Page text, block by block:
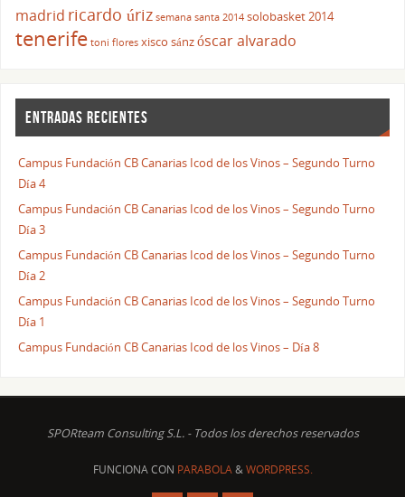
madrid ricardo úriz semana santa 2014 solobasket 2014
tenerife toni flores xisco sánzóscar alvarado
ENTRADAS RECIENTES
Campus Fundación CB Canarias Icod de los Vinos – Segundo Turno
Día 4
Campus Fundación CB Canarias Icod de los Vinos – Segundo Turno
Día 3
Campus Fundación CB Canarias Icod de los Vinos – Segundo Turno
Día 2
Campus Fundación CB Canarias Icod de los Vinos – Segundo Turno
Día 1
Campus Fundación CB Canarias Icod de los Vinos – Día 8
SPORteam Consulting S.L. - Todos los derechos reservados
FUNCIONA CON PARABOLA&WORDPRESS.